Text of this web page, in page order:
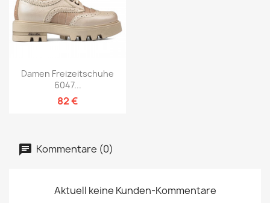
Damen Freizeitschuhe
6047...
82 €
Kommentare (0)
Aktuell keine Kunden-Kommentare